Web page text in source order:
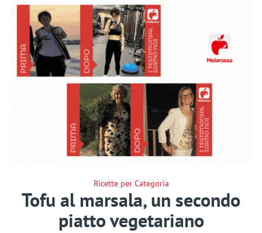
Ricette per Categoria
Tofu al marsala, un secondo
piatto vegetariano